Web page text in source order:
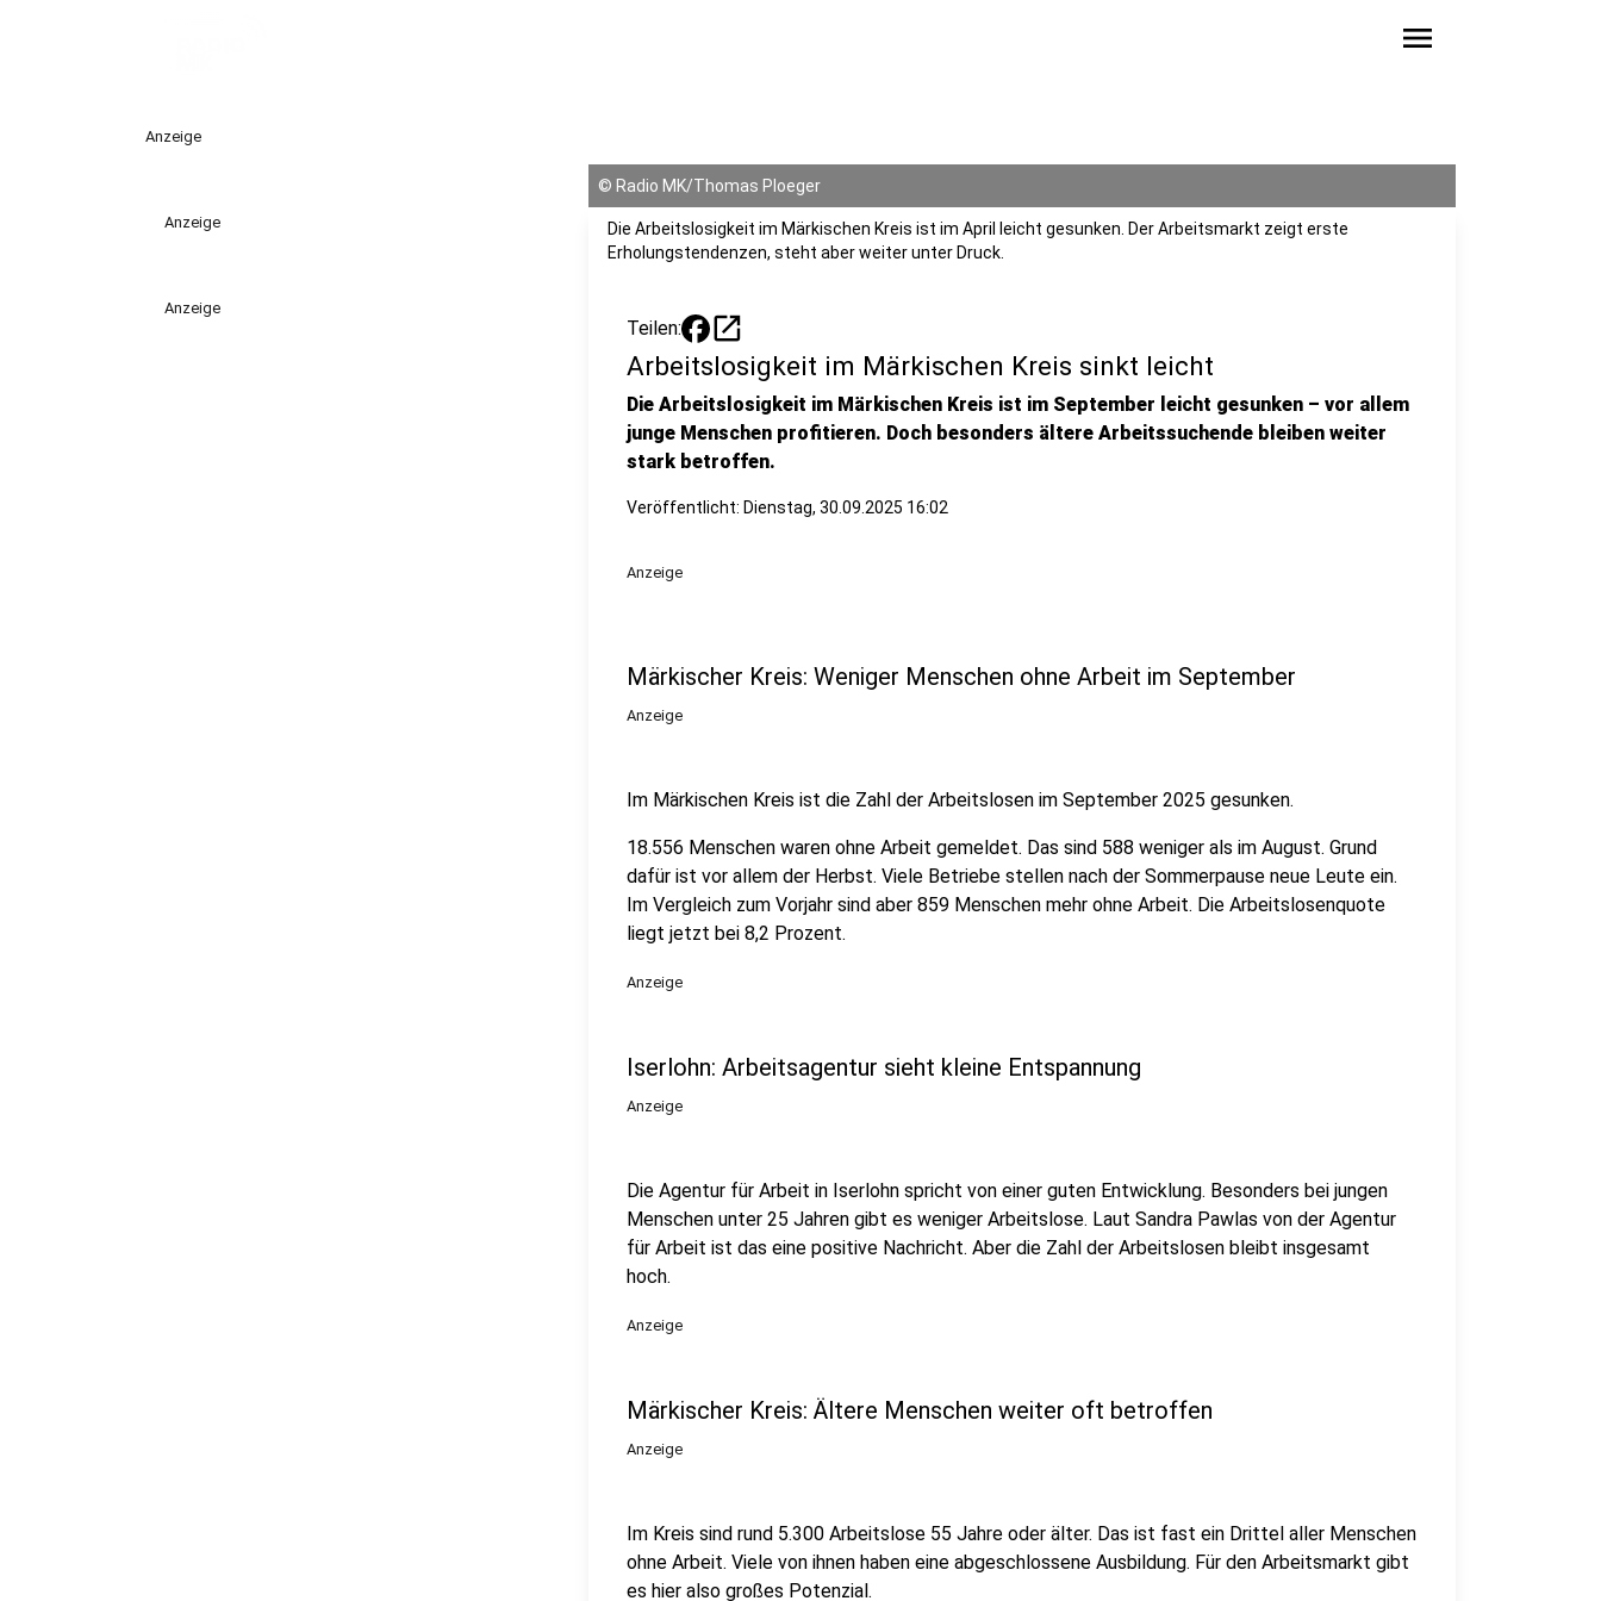
menu
Anzeige
Anzeige
Anzeige
© Radio MK/Thomas Ploeger
Die Arbeitslosigkeit im Märkischen Kreis ist im April leicht gesunken. Der Arbeitsmarkt zeigt erste
Erholungstendenzen, steht aber weiter unter Druck.
Teilen: open_in_new
Arbeitslosigkeit im Märkischen Kreis sinkt leicht
Die Arbeitslosigkeit im Märkischen Kreis ist im September leicht gesunken – vor allem
junge Menschen profitieren. Doch besonders ältere Arbeitssuchende bleiben weiter
stark betroffen.
Veröffentlicht: Dienstag, 30.09.2025 16:02
Anzeige
Märkischer Kreis: Weniger Menschen ohne Arbeit im September
Anzeige
Im Märkischen Kreis ist die Zahl der Arbeitslosen im September 2025 gesunken.
18.556 Menschen waren ohne Arbeit gemeldet. Das sind 588 weniger als im August. Grund
dafür ist vor allem der Herbst. Viele Betriebe stellen nach der Sommerpause neue Leute ein.
Im Vergleich zum Vorjahr sind aber 859 Menschen mehr ohne Arbeit. Die Arbeitslosenquote
liegt jetzt bei 8,2 Prozent.
Anzeige
Iserlohn: Arbeitsagentur sieht kleine Entspannung
Anzeige
Die Agentur für Arbeit in Iserlohn spricht von einer guten Entwicklung. Besonders bei jungen
Menschen unter 25 Jahren gibt es weniger Arbeitslose. Laut Sandra Pawlas von der Agentur
für Arbeit ist das eine positive Nachricht. Aber die Zahl der Arbeitslosen bleibt insgesamt
hoch.
Anzeige
Märkischer Kreis: Ältere Menschen weiter oft betroffen
Anzeige
Im Kreis sind rund 5.300 Arbeitslose 55 Jahre oder älter. Das ist fast ein Drittel aller Menschen
ohne Arbeit. Viele von ihnen haben eine abgeschlossene Ausbildung. Für den Arbeitsmarkt gibt
es hier also großes Potenzial.